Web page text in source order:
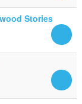
Stories